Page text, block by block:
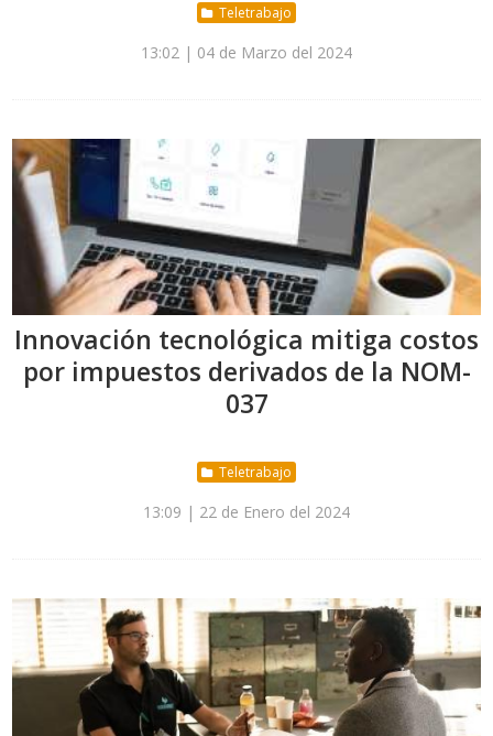
Teletrabajo
13:02 | 04 de Marzo del 2024
Innovación tecnológica mitiga costos
por impuestos derivados de la NOM-
037
Teletrabajo
13:09 | 22 de Enero del 2024